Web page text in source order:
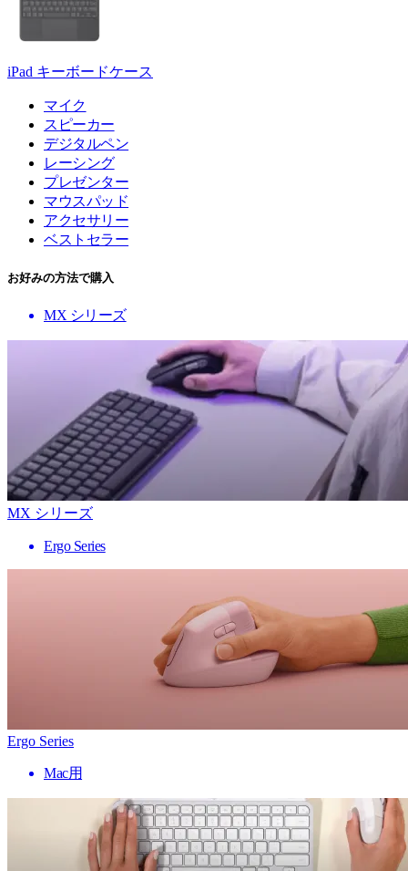
iPad キーボードケース
マイク
スピーカー
デジタルペン
レーシング
プレゼンター
マウスパッド
アクセサリー
ベストセラー
お好みの方法で購入
MX シリーズ
MX シリーズ
Ergo Series
Ergo Series
Mac用